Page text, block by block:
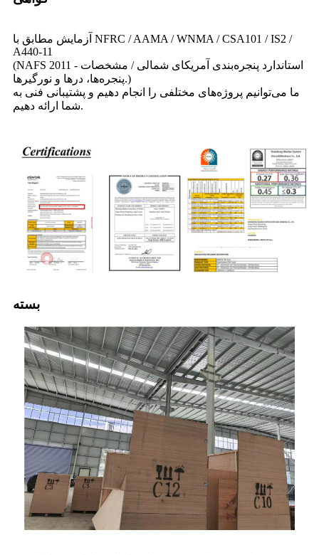
آزمایش مطابق با NFRC / AAMA / WNMA / CSA101 / IS2 /
A440-11
(NAFS 2011 - استاندارد پنجره‌بندی آمریکای شمالی / مشخصات
پنجره‌ها، درها و نورگیرها.)
ما می‌توانیم پروژه‌های مختلفی را انجام دهیم و پشتیبانی فنی به
شما ارائه دهیم.
بسته